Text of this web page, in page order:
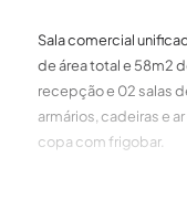
Sala comercial
de área total e 58m2
recepção e 02 salas
armários, cadeiras e
copa com frigobar.